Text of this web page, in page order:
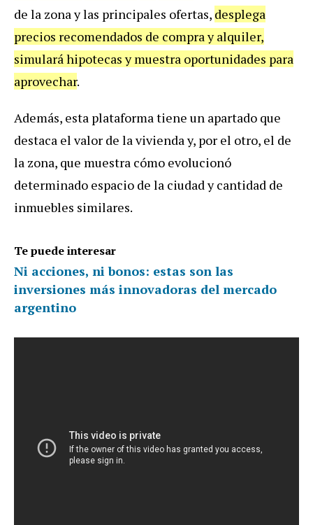
de la zona y las principales ofertas, desplega
precios recomendados de compra y alquiler,
simulará hipotecas y muestra oportunidades para
aprovechar.
Además, esta plataforma tiene un apartado que
destaca el valor de la vivienda y, por el otro, el de
la zona, que muestra cómo evolucionó
determinado espacio de la ciudad y cantidad de
inmuebles similares.
Te puede interesar
Ni acciones, ni bonos: estas son las
inversiones más innovadoras del mercado
argentino